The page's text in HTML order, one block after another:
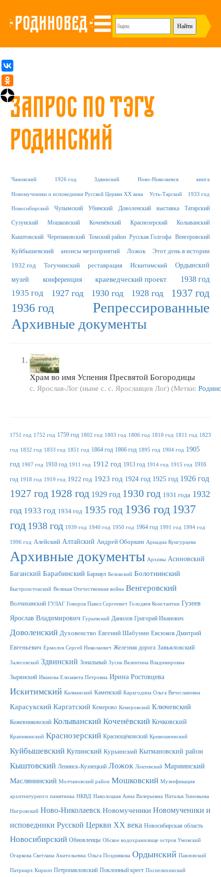
Запрос по тэгу
Родинский
Чановский 1926 год Здвинский Ново-Николаевск книга
Новомученики и исповедники Русской Церкви XX века Усть-Тарский 1933 год
Новосибирский Чулымский Убинский Доволенский выставка Татарский
Сузунский Мошковский Коченёвский Краснозерский Колыванский
Кыштовский Черепановский Томский район Русская Голгофа Венгеровский
Куйбышевский анонсы мероприятий Ложок Этот день в истории
1932 год Тогучинский реставрация Искитимский Ордынский
музей конференция краеведческий проект 1938 год
1935 год 1927 год 1930 год 1928 год 1937 год
1936 год Репрессированные
Архивные документы
Храм во имя Успения Пресвятой Богородицы
с. Ярослав-Лог (ныне с. с. Ярославцев Лог) (Метки:
1751 год 1752 год 1759 год 1802 год 1803 год 1806 год 1810 год 1811 год 1823
год 1832 год 1833 год 1851 год 1864 год 1866 год 1895 год 1904 год 1905
год 1907 год 1910 год 1911 год 1912 год 1913 год 1914 год 1915 год 1916
год 1918 год 1919 год 1922 год 1923 год 1924 год 1925 год 1926 год
1927 год 1928 год 1929 год 1930 год 1931 года 1932
год 1933 год 1934 год 1935 год 1936 год 1937
год 1938 год 1939 год 1940 год 1950 год 1964 год 1991 год 1994 год
1996 год Алейский Алтайский Андрей Оборкин Ариадна Кунгурцева
Архивные документы Архивы Асиновский
Баганский Барабинский Барнаул Беловский Болотнинский
Быстроистокский Великая Отечественная война Венгеровский
Волчихинский ГУЛАГ Говоров Павел Сергеевич Голодяев Константин Гузеев
Ярослав Владимирович Гурьевский Данилов Григорий Иванович
Доволенский Духовенство Евгений Шабунин Евсюков Дмитрий
Евгеньевич Ермолов Сергей Николаевич Железная дорога Завьяловский
Залесовский Здвинский Зональный Зусик Валентина Владимировна
Зырянский Иванова Елизавета Петровна Ирина Ростовцева
Искитимский Калманский Каменский Карагодина Ольга Вячеславовна
Карасукский Каргатский Кемерово Кемеровский Ключевский
Кожевниковский Колыванский Коченёвский Кочковский
Крапивинский Краснозерский Краснощёковский Кривошеинский
Куйбышевский Купинский Курьинский Кытмановский район
Кыштовский Ленинск-Кузнецкий Ложок Локтевский Мариинский
Маслянинский Молчановский район Мошковский Музеефикация
архитектурного памятника НКВД Наволоцкая Анна Валерьевна Наталья Зиновьева
Нигровский Ново-Николаевск Новомученики Новомученики и
исповедники Русской Церкви XX века Новосибирская область
Новосибирский Обновленцы Обское водохранилище остров Умовский
Огаркова Светлана Анатольевна Ольга Позднякова Ордынский Павловский
Патриарх Кирилл Петропавловский Поклонный крест Поспелихинский